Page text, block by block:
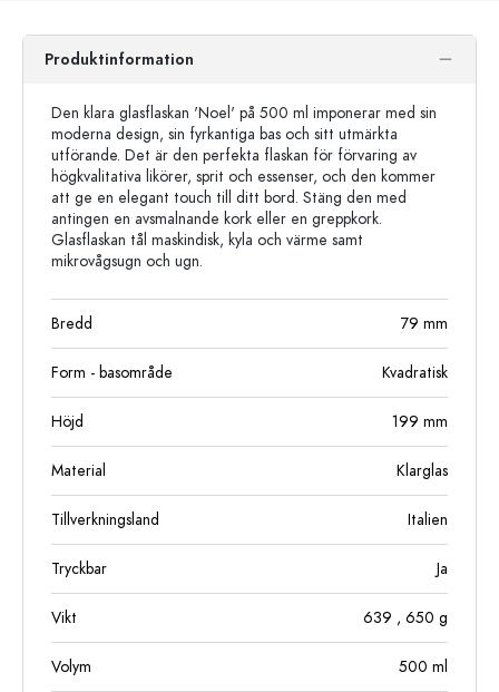
Produktinformation
Den klara glasflaskan 'Noel' på 500 ml imponerar med sin
moderna design, sin fyrkantiga bas och sitt utmärkta
utförande. Det är den perfekta flaskan för förvaring av
högkvalitativa likörer, sprit och essenser, och den kommer
att ge en elegant touch till ditt bord. Stäng den med
antingen en avsmalnande kork eller en greppkork.
Glasflaskan tål maskindisk, kyla och värme samt
mikrovågsugn och ugn.
Bredd 79 mm
Form - basområde Kvadratisk
Höjd 199 mm
Material Klarglas
Tillverkningsland Italien
Tryckbar Ja
Vikt 639 , 650 g
Volym 500 ml